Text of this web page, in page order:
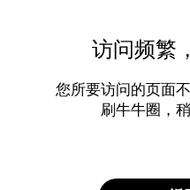
访问频繁
您所要访问的页面
刷牛牛圈，